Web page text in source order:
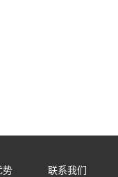
势 联系我们